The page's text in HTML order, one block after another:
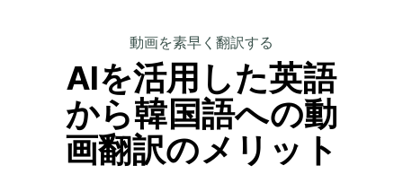
動画を素早く翻訳する
AIを活用した英語
から韓国語への動
画翻訳のメリット